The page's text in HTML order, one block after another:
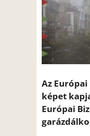
Az
képet
Európai